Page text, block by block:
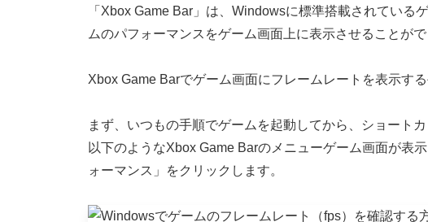
「Xbox Game Bar」は、Windowsに標準搭載されている
ムのパフォーマンスをゲーム画面上に表示させることがで
Xbox Game Barでゲーム画面にフレームレートを表示す
まず、いつもの手順でゲームを起動してから、ショート
以下のようなXbox Game Barのメニューゲーム画面が表
ォーマンス」をクリックします。